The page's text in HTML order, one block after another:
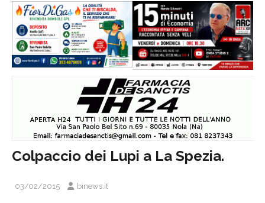
Colpaccio dei Lupi a La Spezia.
03/02/2015 binews.it